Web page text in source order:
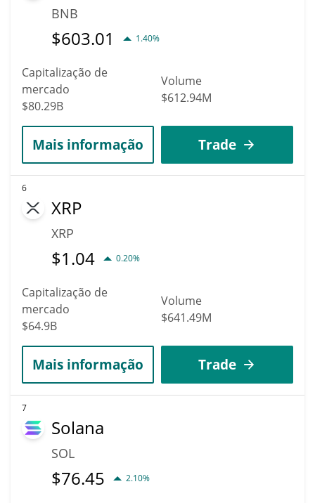
BNB
$603.01 1.40%
Capitalização de
mercado
$80.29B
Volume
$612.94M
Mais informação Trade
6
XRP
XRP
$1.04 0.20%
Capitalização de
mercado
$64.9B
Volume
$641.49M
Mais informação Trade
7
Solana
SOL
$76.45 2.10%